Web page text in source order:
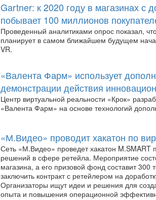
Gartner: к 2020 году в магазинах с
побывает 100 миллионов
Проведенный аналитиками опрос показал,
планирует в самом ближайшем будущем
VR.
«Валента Фарм» использует
демонстрации действия
Центр виртуальной реальности «Крок»
«Валента Фарм» на основе технологий
«М.Видео» проводит хакатон по
Сеть «М.Видео» проведет хакатон M.SMART
решений в сфере ретейла. Мероприятие
магазина, а его призовой фонд составит 300
заключить контракт с ретейлером на
Организаторы ищут идеи и решения для
опыта и повышения операционной